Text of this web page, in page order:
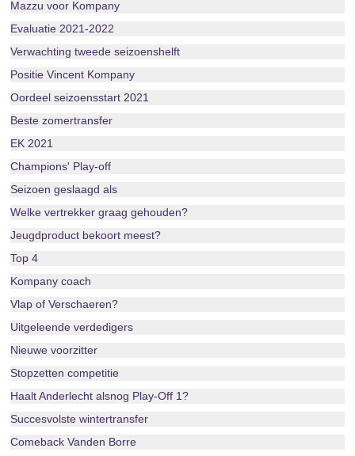
Mazzu voor Kompany
Evaluatie 2021-2022
Verwachting tweede seizoenshelft
Positie Vincent Kompany
Oordeel seizoensstart 2021
Beste zomertransfer
EK 2021
Champions' Play-off
Seizoen geslaagd als
Welke vertrekker graag gehouden?
Jeugdproduct bekoort meest?
Top 4
Kompany coach
Vlap of Verschaeren?
Uitgeleende verdedigers
Nieuwe voorzitter
Stopzetten competitie
Haalt Anderlecht alsnog Play-Off 1?
Succesvolste wintertransfer
Comeback Vanden Borre